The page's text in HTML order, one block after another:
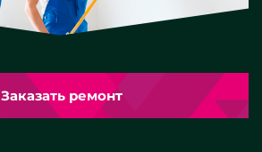
Заказать ремонт